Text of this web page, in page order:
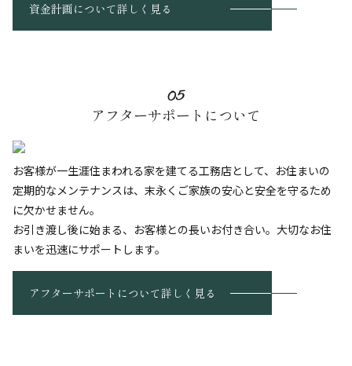
資金計画について詳しく見る
05
アフターサポートについて
お客様が一生涯住まわれる家を建てる工務店として、お住まいの
定期的なメンテナンスは、末永くご家族の安心と安全を守るため
に欠かせません。
お引き渡し後に始まる、お客様との長いお付き合い。大切なお住
まいを迅速にサポートします。
アフターサポートについて詳しく見る